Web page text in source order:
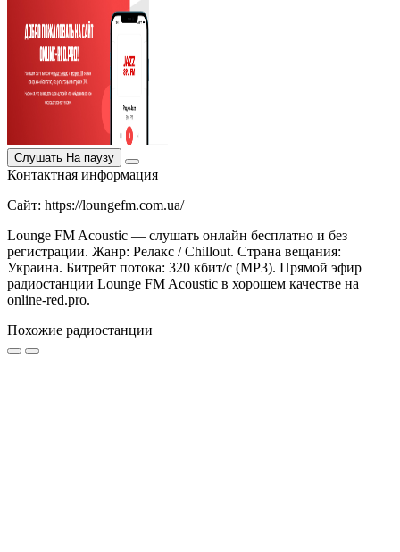
Слушать На паузу
Контактная информация
Сайт: https://loungefm.com.ua/
Lounge FM Acoustic — слушать онлайн бесплатно и без
регистрации. Жанр: Релакс / Chillout. Страна вещания:
Украина. Битрейт потока: 320 кбит/с (MP3). Прямой эфир
радиостанции Lounge FM Acoustic в хорошем качестве на
online-red.pro.
Похожие радиостанции